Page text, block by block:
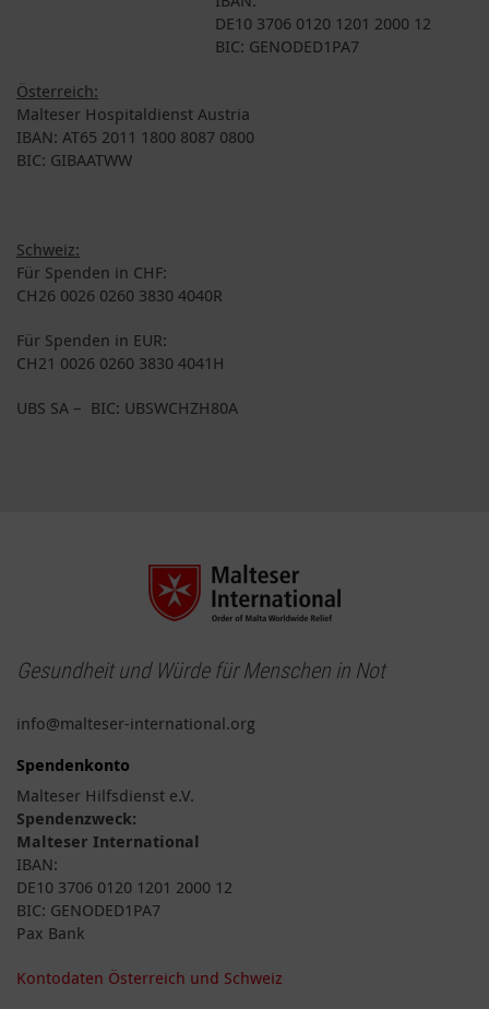
DE10 3706 0120 1201 2000 12
BIC: GENODED1PA7
Österreich:
Malteser Hospitaldienst Austria
IBAN: AT65 2011 1800 8087 0800
BIC: GIBAATWW
Schweiz:
Für Spenden in CHF:
CH26 0026 0260 3830 4040R
Für Spenden in EUR:
CH21 0026 0260 3830 4041H
UBS SA – BIC: UBSWCHZH80A
Gesundheit und Würde für Menschen in Not
info@malteser-international.org
Spendenkonto
Malteser Hilfsdienst e.V.
Spendenzweck:
Malteser International
IBAN:
DE10 3706 0120 1201 2000 12
BIC: GENODED1PA7
Pax Bank
Kontodaten Österreich und Schweiz